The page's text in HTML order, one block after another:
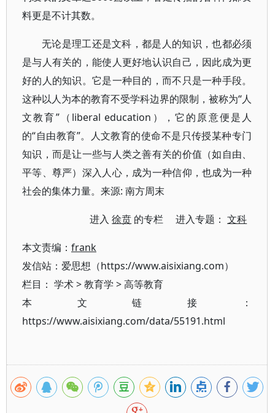
料更是不计其数。
无论是理工还是文科，都是人的知识，也都必须
是与人有关的，能使人更好地认识自己，因此成为更
好的人的知识。它是一种目的，而不只是一种手段。
这种以人为本的教育不受学科边界的限制，被称为“人
文教育”（liberal education），它的原意便是人
的“自由教育”。人文教育的使命不是只传授某种专门
知识，而是让一些与人类之善有关的价值（如自由、
平等、尊严）深入人心，成为一种信仰，也成为一种
社会的集体力量。来源: 南方周末
进入徐贲 的专栏 进入专题：文科
本文责编： frank
发信站：爱思想（https://www.aisixiang.com）
栏目： 学术>教育学 >高等教育
本文链接：
https://www.aisixiang.com/data/55191.html